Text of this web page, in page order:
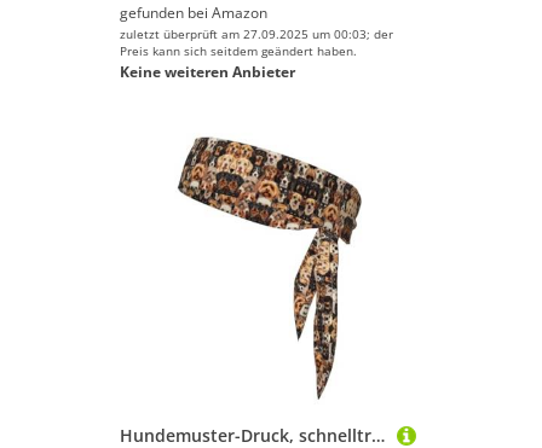
gefunden bei Amazon
zuletzt überprüft am 27.09.2025 um 00:03; der
Preis kann sich seitdem geändert haben.
Keine weiteren Anbieter
Hundemuster-Druck, schnelltrocknend, Sport-Kopfband, feuchtigkeitsableitendes Stirnband für Damen und Herren für Tennis